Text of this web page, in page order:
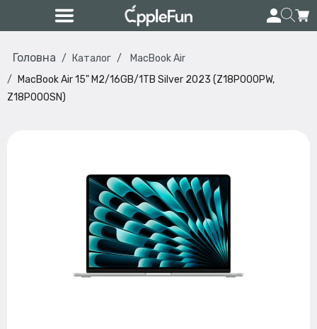
Головна Каталог
MacBook Air
MacBook Air 15" M2/16GB/1TB Silver 2023 (Z18P000PW,
Z18P000SN)